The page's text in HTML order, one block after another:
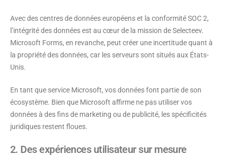
Avec des centres de données européens et la conformité SOC 2,
l’intégrité des données est au cœur de la mission de Selecteev.
Microsoft Forms, en revanche, peut créer une incertitude quant à
la propriété des données, car les serveurs sont situés aux États-
Unis.
En tant que service Microsoft, vos données font partie de son
écosystème. Bien que Microsoft affirme ne pas utiliser vos
données à des fins de marketing ou de publicité, les spécificités
juridiques restent floues.
2. Des expériences utilisateur sur mesure